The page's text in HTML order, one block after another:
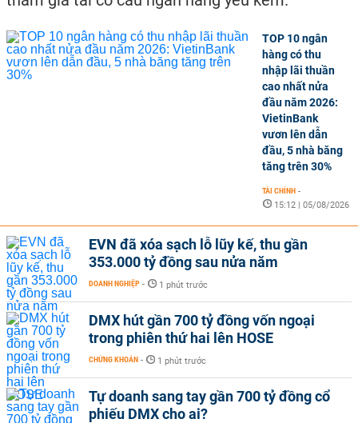
TOP 10 ngân
hàng có thu
nhập lãi thuần
cao nhất nửa
đầu năm 2026:
VietinBank
vươn lên dẫn
đầu, 5 nhà băng
tăng trên 30%
TÀI CHÍNH -
15:12 | 05/08/2026
EVN đã xóa sạch lỗ lũy kế, thu gần
353.000 tỷ đồng sau nửa năm
DOANH NGHIỆP - 1 phút trước
DMX hút gần 700 tỷ đồng vốn ngoại
trong phiên thứ hai lên HOSE
CHỨNG KHOÁN - 1 phút trước
Tự doanh sang tay gần 700 tỷ đồng cổ
phiếu DMX cho ai?